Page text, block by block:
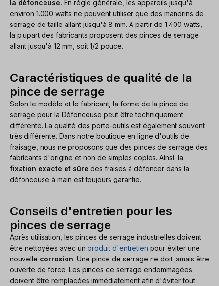
la défonceuse. En règle générale, les appareils jusqu'à
environ 1.000 watts ne peuvent utiliser que des mandrins de
serrage de taille allant jusqu'à 8 mm. À partir de 1.400 watts,
la plupart des fabricants proposent des pinces de serrage
allant jusqu'à 12 mm, soit 1/2 pouce.
Caractéristiques de qualité de la
pince de serrage
Selon le modèle et le fabricant, la forme de la pince de
serrage pour la Défonceuse peut être techniquement
différente. La qualité des porte-outils est également souvent
très différente. Dans notre boutique en ligne d'outils de
fraisage, nous ne proposons que des pinces de serrage des
fabricants d'origine et non de simples copies. Ainsi, la
fixation exacte et sûre des fraises à défoncer dans la
défonceuse à main est toujours garantie.
Conseils d'entretien pour les
pinces de serrage
Après utilisation, les pinces de serrage industrielles doivent
être nettoyées avec un produit d'entretien pour éviter une
nouvelle corrosion. Une pince de serrage ne doit jamais être
ouverte de force. Les pinces de serrage endommagées
doivent être remplacées immédiatement afin d'éviter tout